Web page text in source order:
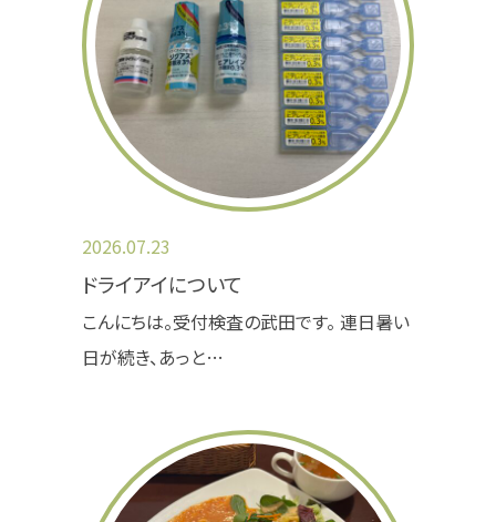
※WEB注文・TEL注文は受け付けておりません
ので、当院に直接来院していただき、受付にて注
文していただきますようお願い致します。
2025.06.19
お盆休みのおしらせ
お盆休みのお知らせです。
8/10（日）～8/17（日）までお休みとなります。
どうぞよろしくお願い致します。
2026.07.23
ドライアイについて
こんにちは。受付検査の武田です。 連日暑い
日が続き、あっと…